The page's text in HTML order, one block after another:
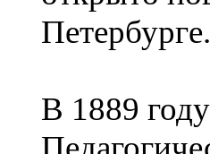
Петербурге.
В 1889